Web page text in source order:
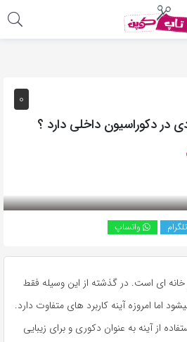
۰
در دکوراسیون داخلی دارد ؟
تلگرام واتساپ
خانه ای است. در گذشته از این وسیله فقط
اما امروزه آینه کاربرد های متفاوت دارد.
از آینه به عنوان دکوری و برای زیبایی